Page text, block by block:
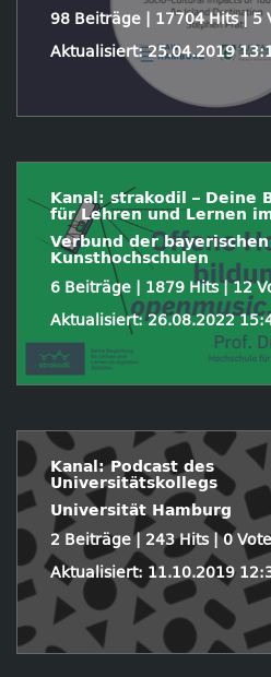
98 Beiträge | 17704 Hits | 5
Aktualisiert: 25.04.2019
Kanal: strakodil – Deine
für Lehren und Lernen
Zeitalter
Verbund der bayerischen
Kunsthochschulen
6 Beiträge | 1879 Hits | 12
Aktualisiert: 26.08.2022
Kanal: Podcast des
Universitätskollegs
Universität Hamburg
2 Beiträge | 243 Hits | 0
Aktualisiert: 11.10.2019